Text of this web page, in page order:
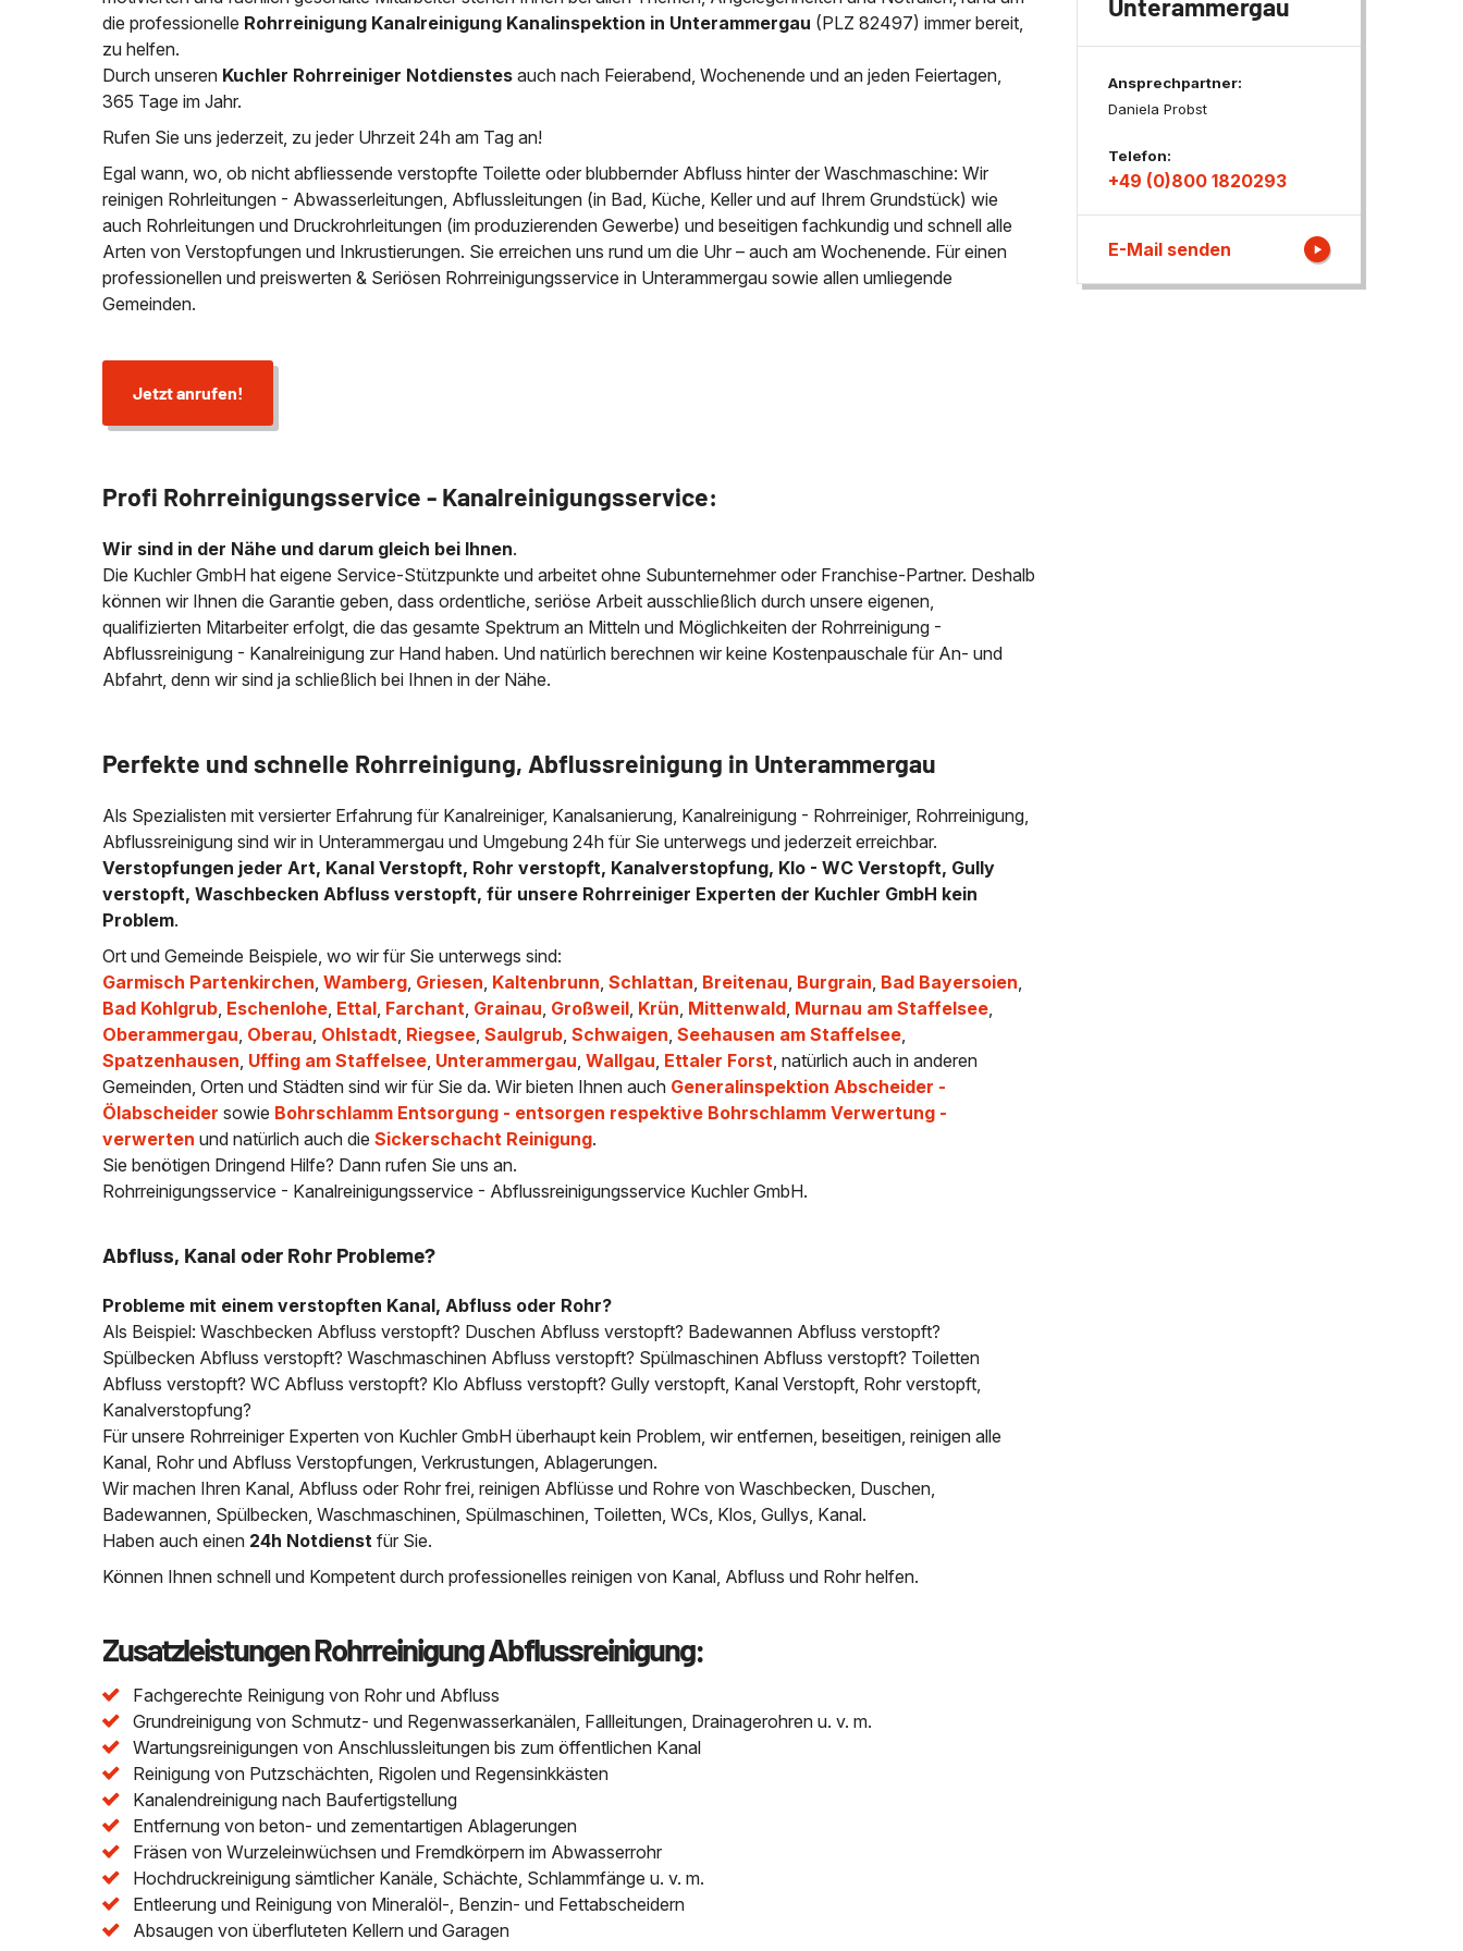
News & Aktuelles
Zertifikate / Bestätigungen
die professionelle Rohrreinigung Kanalreinigung Kanalinspektion in Unterammergau (PLZ 82497) immer bereit,
zu helfen.
Durch unseren Kuchler Rohrreiniger Notdienstes auch nach Feierabend, Wochenende und an jeden Feiertagen,
365 Tage im Jahr.
Rufen Sie uns jederzeit, zu jeder Uhrzeit 24h am Tag an!
Egal wann, wo, ob nicht abfliessende verstopfte Toilette oder blubbernder Abfluss hinter der Waschmaschine: Wir
reinigen Rohrleitungen - Abwasserleitungen, Abflussleitungen (in Bad, Küche, Keller und auf Ihrem Grundstück) wie
auch Rohrleitungen und Druckrohrleitungen (im produzierenden Gewerbe) und beseitigen fachkundig und schnell alle
Arten von Verstopfungen und Inkrustierungen. Sie erreichen uns rund um die Uhr – auch am Wochenende. Für einen
professionellen und preiswerten & Seriösen Rohrreinigungsservice in Unterammergau sowie allen umliegende
Gemeinden.
Jetzt anrufen!
Profi Rohrreinigungsservice - Kanalreinigungsservice:
Wir sind in der Nähe und darum gleich bei Ihnen.
Die Kuchler GmbH hat eigene Service-Stützpunkte und arbeitet ohne Subunternehmer oder Franchise-Partner. Deshalb
können wir Ihnen die Garantie geben, dass ordentliche, seriöse Arbeit ausschließlich durch unsere eigenen,
qualifizierten Mitarbeiter erfolgt, die das gesamte Spektrum an Mitteln und Möglichkeiten der Rohrreinigung -
Abflussreinigung - Kanalreinigung zur Hand haben. Und natürlich berechnen wir keine Kostenpauschale für An- und
Abfahrt, denn wir sind ja schließlich bei Ihnen in der Nähe.
Perfekte und schnelle Rohrreinigung, Abflussreinigung in Unterammergau
Als Spezialisten mit versierter Erfahrung für Kanalreiniger, Kanalsanierung, Kanalreinigung - Rohrreiniger, Rohrreinigung,
Abflussreinigung sind wir in Unterammergau und Umgebung 24h für Sie unterwegs und jederzeit erreichbar.
Verstopfungen jeder Art, Kanal Verstopft, Rohr verstopft, Kanalverstopfung, Klo - WC Verstopft, Gully
verstopft, Waschbecken Abfluss verstopft, für unsere Rohrreiniger Experten der Kuchler GmbH kein
Problem.
Ort und Gemeinde Beispiele, wo wir für Sie unterwegs sind:
Garmisch Partenkirchen,Wamberg, Griesen, Kaltenbrunn,Schlattan, Breitenau, Burgrain, Bad Bayersoien,
Bad Kohlgrub, Eschenlohe, Ettal, Farchant, Grainau, Großweil, Krün, Mittenwald, Murnau am Staffelsee,
Oberammergau, Oberau, Ohlstadt, Riegsee,Saulgrub,Schwaigen,Seehausen am Staffelsee,
Spatzenhausen, Uffing am Staffelsee, Unterammergau,Wallgau, Ettaler Forst, natürlich auch in anderen
Gemeinden, Orten und Städten sind wir für Sie da. Wir bieten Ihnen auch Generalinspektion Abscheider -
Ölabscheider sowie Bohrschlamm Entsorgung - entsorgen respektive Bohrschlamm Verwertung -
verwerten und natürlich auch dieSickerschacht Reinigung.
Sie benötigen Dringend Hilfe? Dann rufen Sie uns an.
Rohrreinigungsservice - Kanalreinigungsservice - Abflussreinigungsservice Kuchler GmbH.
Abfluss, Kanal oder Rohr Probleme?
Probleme mit einem verstopften Kanal, Abfluss oder Rohr?
Als Beispiel: Waschbecken Abfluss verstopft? Duschen Abfluss verstopft? Badewannen Abfluss verstopft?
Spülbecken Abfluss verstopft? Waschmaschinen Abfluss verstopft? Spülmaschinen Abfluss verstopft? Toiletten
Abfluss verstopft? WC Abfluss verstopft? Klo Abfluss verstopft? Gully verstopft, Kanal Verstopft, Rohr verstopft,
Kanalverstopfung?
Für unsere Rohrreiniger Experten von Kuchler GmbH überhaupt kein Problem, wir entfernen, beseitigen, reinigen alle
Kanal, Rohr und Abfluss Verstopfungen, Verkrustungen, Ablagerungen.
Wir machen Ihren Kanal, Abfluss oder Rohr frei, reinigen Abflüsse und Rohre von Waschbecken, Duschen,
Badewannen, Spülbecken, Waschmaschinen, Spülmaschinen, Toiletten, WCs, Klos, Gullys, Kanal.
Haben auch einen 24h Notdienst für Sie.
Können Ihnen schnell und Kompetent durch professionelles reinigen von Kanal, Abfluss und Rohr helfen.
Zusatzleistungen Rohrreinigung Abflussreinigung:
Fachgerechte Reinigung von Rohr und Abfluss
Grundreinigung von Schmutz- und Regenwasserkanälen, Fallleitungen, Drainagerohren u. v. m.
Wartungsreinigungen von Anschlussleitungen bis zum öffentlichen Kanal
Reinigung von Putzschächten, Rigolen und Regensinkkästen
Kanalendreinigung nach Baufertigstellung
Entfernung von beton- und zementartigen Ablagerungen
Fräsen von Wurzeleinwüchsen und Fremdkörpern im Abwasserrohr
Hochdruckreinigung sämtlicher Kanäle, Schächte, Schlammfänge u. v. m.
Entleerung und Reinigung von Mineralöl-, Benzin- und Fettabscheidern
Absaugen von überfluteten Kellern und Garagen
Unterammergau
Ansprechpartner:
Daniela Probst
Telefon:
+49 (0)800 1820293
E-Mail senden